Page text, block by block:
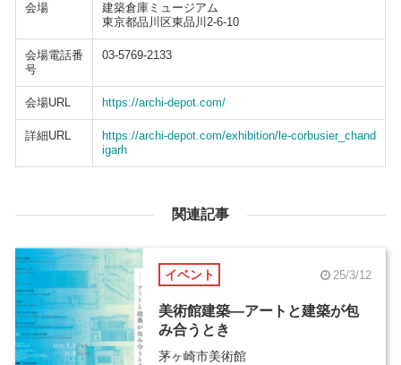
会場
建築倉庫ミュージアム
東京都品川区東品川2-6-10
会場電話番
号
03-5769-2133
会場URL https://archi-depot.com/
詳細URL
https://archi-depot.com/exhibition/le-corbusier_chand
igarh
関連記事
イベント 25/3/12
美術館建築―アートと建築が包
み合うとき
茅ヶ崎市美術館